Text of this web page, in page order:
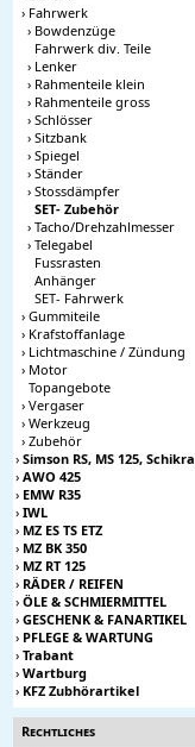
› Fahrwerk
› Bowdenzüge
Fahrwerk div. Teile
› Lenker
› Rahmenteile klein
› Rahmenteile gross
› Schlösser
› Sitzbank
› Spiegel
› Ständer
› Stossdämpfer
SET- Zubehör
› Tacho/Drehzahlmesser
› Telegabel
Fussrasten
Anhänger
SET- Fahrwerk
› Gummiteile
› Krafstoffanlage
› Lichtmaschine / Zündung
› Motor
Topangebote
› Vergaser
› Werkzeug
› Zubehör
› Simson RS, MS 125, Schikra
› AWO 425
› EMW R35
› IWL
› MZ ES TS ETZ
› MZ BK 350
› MZ RT 125
› RÄDER / REIFEN
› ÖLE & SCHMIERMITTEL
› GESCHENK & FANARTIKEL
› PFLEGE & WARTUNG
› Trabant
› Wartburg
› KFZ Zubhörartikel
Rechtliches